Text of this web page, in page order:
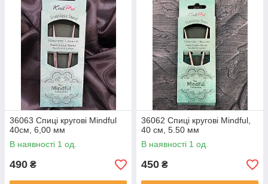
36063 Спиці кругові Mindful
40см, 6,00 мм
В наявності 1 од.
490 ₴
36062 Спиці кругові Mindful,
40 см, 5.50 мм
В наявності 1 од.
450 ₴